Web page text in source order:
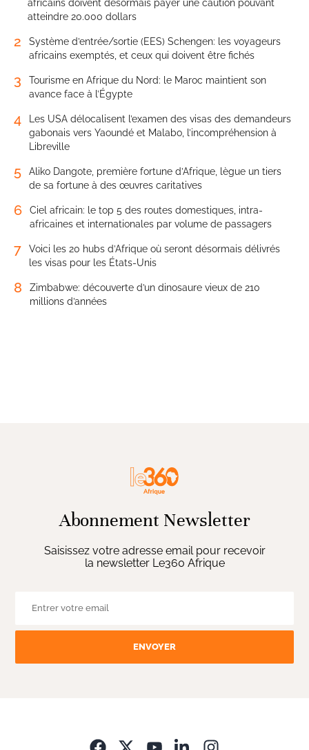
africains doivent désormais payer une caution pouvant
atteindre 20.000 dollars
2
Système d’entrée/sortie (EES) Schengen: les voyageurs
africains exemptés, et ceux qui doivent être fichés
3
Tourisme en Afrique du Nord: le Maroc maintient son
avance face à l’Égypte
4
Les USA délocalisent l’examen des visas des demandeurs
gabonais vers Yaoundé et Malabo, l’incompréhension à
Libreville
5
Aliko Dangote, première fortune d’Afrique, lègue un tiers
de sa fortune à des œuvres caritatives
6
Ciel africain: le top 5 des routes domestiques, intra-
africaines et internationales par volume de passagers
7
Voici les 20 hubs d’Afrique où seront désormais délivrés
les visas pour les États-Unis
8
Zimbabwe: découverte d’un dinosaure vieux de 210
millions d’années
Abonnement Newsletter
Saisissez votre adresse email pour recevoir
la newsletter Le360 Afrique
ENVOYER